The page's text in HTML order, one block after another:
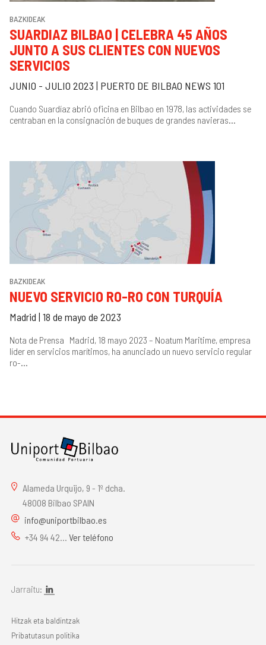
BAZKIDEAK
SUARDIAZ BILBAO | CELEBRA 45 AÑOS
JUNTO A SUS CLIENTES CON NUEVOS
SERVICIOS
JUNIO - JULIO 2023 | PUERTO DE BILBAO NEWS 101
Cuando Suardíaz abrió oficina en Bilbao en 1978, las actividades se
centraban en la consignación de buques de grandes navieras...
BAZKIDEAK
NUEVO SERVICIO RO-RO CON TURQUÍA
Madrid | 18 de mayo de 2023
Nota de Prensa Madrid, 18 mayo 2023 – Noatum Maritime, empresa
líder en servicios marítimos, ha anunciado un nuevo servicio regular
ro-...
Alameda Urquijo, 9 - 1º dcha.
48008 Bilbao SPAIN
info@uniportbilbao.es
+34 94 42... Ver teléfono
Jarraitu:
Hitzak eta baldintzak
Pribatutasun politika